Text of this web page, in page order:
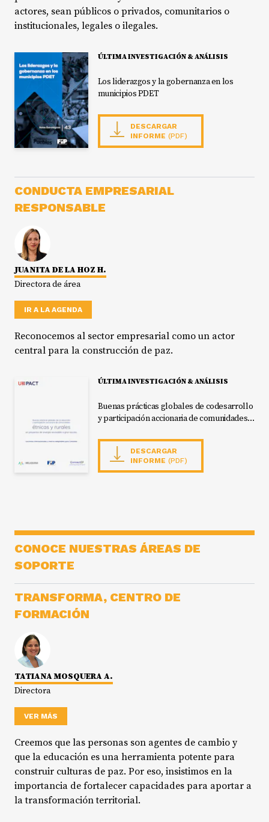
actores, sean públicos o privados, comunitarios o
institucionales, legales o ilegales.
ÚLTIMA INVESTIGACIÓN & ANÁLISIS
Los liderazgos y la gobernanza en los
municipios PDET
DESCARGAR
INFORME (PDF)
JUANITA DE LA HOZ H.
Directora de área
IR A LA AGENDA
CONDUCTA EMPRESARIAL
RESPONSABLE
Reconocemos al sector empresarial como un actor
central para la construcción de paz.
ÚLTIMA INVESTIGACIÓN & ANÁLISIS
Buenas prácticas globales de codesarrollo
y participación accionaria de comunidades
renovable a gran escala
DESCARGAR
INFORME (PDF)
CONOCE NUESTRAS ÁREAS DE
SOPORTE
TATIANA MOSQUERA A.
Directora
VER MÁS
TRANSFORMA, CENTRO DE
FORMACIÓN
Creemos que las personas son agentes de cambio y
que la educación es una herramienta potente para
construir culturas de paz. Por eso, insistimos en la
importancia de fortalecer capacidades para aportar a
la transformación territorial.